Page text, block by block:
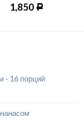
1,850 Р
- 16 порций